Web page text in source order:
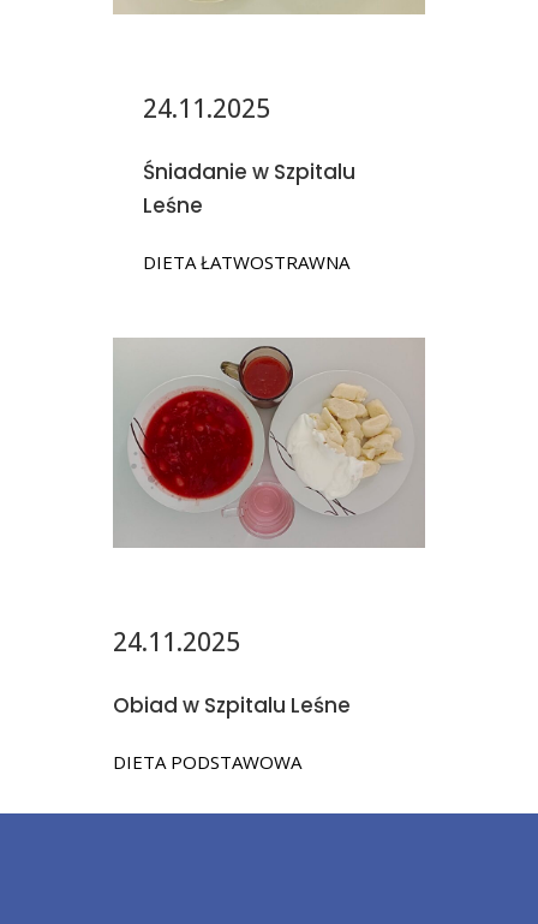
24.11.2025
Śniadanie w Szpitalu
Leśne
DIETA ŁATWOSTRAWNA
24.11.2025
Obiad w Szpitalu Leśne
DIETA PODSTAWOWA